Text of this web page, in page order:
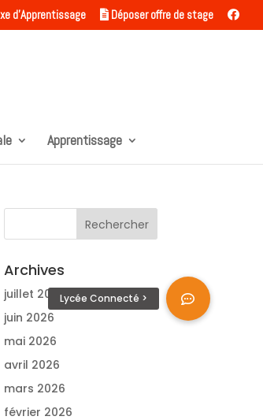
d’Apprentissage Déposer offre de stage
Apprentissage
Archives
juillet 2026
juin 2026
mai 2026
avril 2026
mars 2026
février 2026